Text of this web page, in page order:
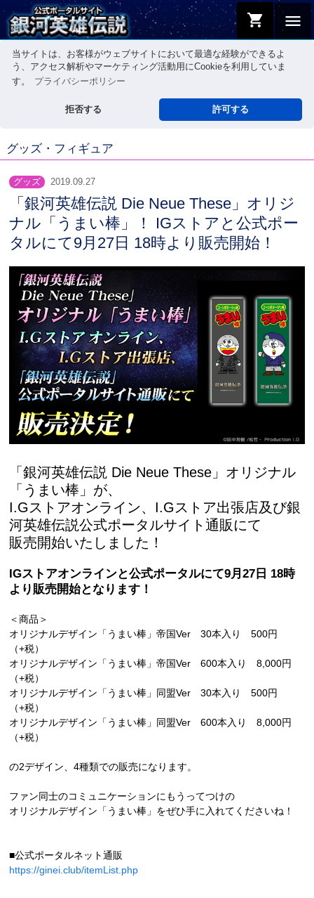
当サイトは、お客様がウェブサイトにおいて最適な経験ができるよ
う、アクセス解析やマーケティング活動用にCookieを利用していま
す。
プライバシーポリシー
拒否する 許可する
menu
shopping_cart
グッズ・フィギュア
グッズ 2019.09.27
「銀河英雄伝説 Die Neue These」オリジ
ナル「うまい棒」！ IGストアと公式ポー
タルにて9月27日 18時より販売開始！
「銀河英雄伝説 Die Neue These」オリジナル
「うまい棒」が、
I.Gストアオンライン、I.Gストア出張店及び銀
河英雄伝説公式ポータルサイト通販にて
販売開始いたしました！
IGストアオンラインと公式ポータルにて9月27日 18時
より販売開始となります！
＜商品＞
オリジナルデザイン「うまい棒」帝国Ver 30本入り 500円
（+税）
オリジナルデザイン「うまい棒」帝国Ver 600本入り 8,000円
（+税）
オリジナルデザイン「うまい棒」同盟Ver 30本入り 500円
（+税）
オリジナルデザイン「うまい棒」同盟Ver 600本入り 8,000円
（+税）
の2デザイン、4種類での販売になります。
ファン同士のコミュニケーションにもうってつけの
オリジナルデザイン「うまい棒」をぜひ手に入れてくださいね！
■公式ポータルネット通販
https://ginei.club/itemList.php